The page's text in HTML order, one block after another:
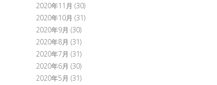
2020年11月 (30)
2020年10月 (31)
2020年9月 (30)
2020年8月 (31)
2020年7月 (31)
2020年6月 (30)
2020年5月 (31)